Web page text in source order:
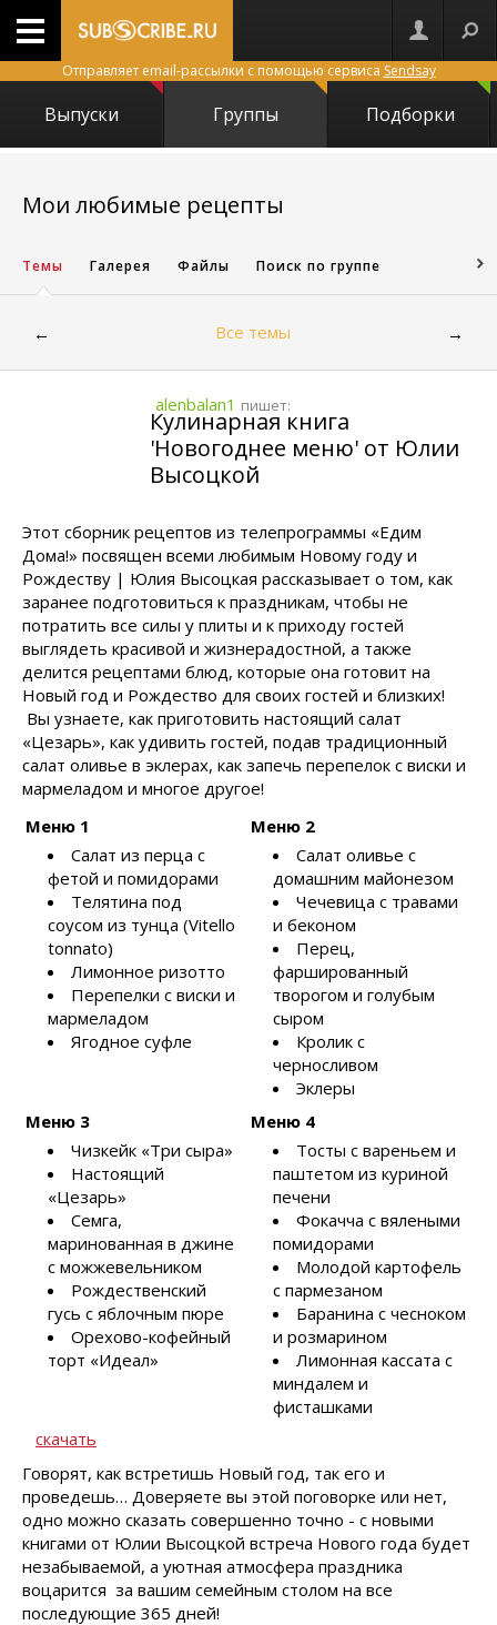
Отправляет email-рассылки с помощью сервиса Sendsay
Выпуски Группы Подборки
Мои любимые рецепты
Темы Галерея Файлы Поиск по группе
← Все темы →
alenbalan1 пишет:
Кулинарная книга
'Новогоднее меню' от Юлии
Высоцкой
Этот сборник рецептов из телепрограммы «Едим
Дома!» посвящен всеми любимым Новому году и
Рождеству | Юлия Высоцкая рассказывает о том, как
заранее подготовиться к праздникам, чтобы не
потратить все силы у плиты и к приходу гостей
выглядеть красивой и жизнерадостной, а также
делится рецептами блюд, которые она готовит на
Новый год и Рождество для своих гостей и близких!
Вы узнаете, как приготовить настоящий салат
«Цезарь», как удивить гостей, подав традиционный
салат оливье в эклерах, как запечь перепелок с виски и
мармеладом и многое другое!
Меню 1
Салат из перца с
фетой и помидорами
Телятина под
соусом из тунца (Vitello
tonnato)
Лимонное ризотто
Перепелки с виски и
мармеладом
Ягодное суфле
Меню 2
Салат оливье с
домашним майонезом
Чечевица с травами
и беконом
Перец,
фаршированный
творогом и голубым
сыром
Кролик с
черносливом
Эклеры
Меню 3
Чизкейк «Три сыра»
Настоящий
«Цезарь»
Семга,
маринованная в джине
с можжевельником
Рождественский
гусь с яблочным пюре
Орехово-кофейный
торт «Идеал»
Меню 4
Тосты с вареньем и
паштетом из куриной
печени
Фокачча с вялеными
помидорами
Молодой картофель
с пармезаном
Баранина с чесноком
и розмарином
Лимонная кассата с
миндалем и
фисташками
скачать
Говорят, как встретишь Новый год, так его и
проведешь… Доверяете вы этой поговорке или нет,
одно можно сказать совершенно точно - с новыми
книгами от Юлии Высоцкой встреча Нового года будет
незабываемой, а уютная атмосфера праздника
воцарится за вашим семейным столом на все
последующие 365 дней!